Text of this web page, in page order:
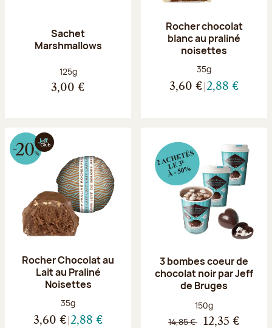
Sachet
Marshmallows
Poids net :
125g
3,00 €
Rocher chocolat
blanc au praliné
noisettes
Poids net :
35g
3,60 € 2,88 €
Rocher Chocolat au
Lait au Praliné
Noisettes
Poids net :
35g
3,60 € 2,88 €
3 bombes coeur de
chocolat noir par Jeff
de Bruges
Poids net :
150g
14,85 € 12,35 €